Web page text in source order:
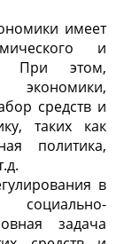
имеет
и
При этом,
экономики,
средств и
таких как
политика,
в
задача